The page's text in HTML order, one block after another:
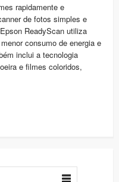
rapidamente e
de fotos simples e
ReadyScan utiliza
consumo de energia e
inclui a tecnologia
e filmes coloridos,